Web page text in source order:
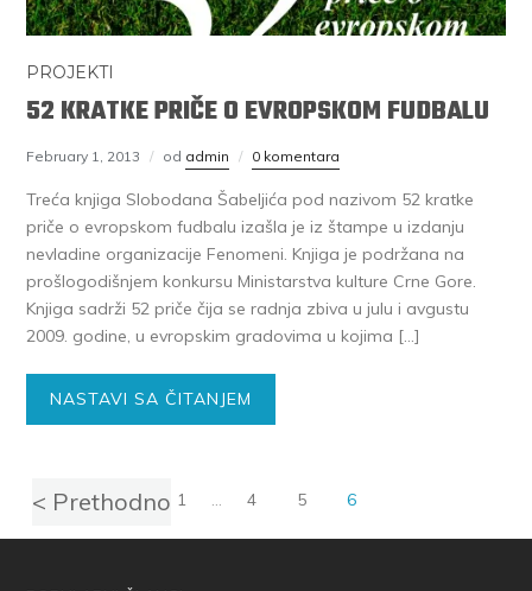
PROJEKTI
52 KRATKE PRIČE O EVROPSKOM FUDBALU
February 1, 2013 od admin 0 komentara
Treća knjiga Slobodana Šabeljića pod nazivom 52 kratke
priče o evropskom fudbalu izašla je iz štampe u izdanju
nevladine organizacije Fenomeni. Knjiga je podržana na
prošlogodišnjem konkursu Ministarstva kulture Crne Gore.
Knjiga sadrži 52 priče čija se radnja zbiva u julu i avgustu
2009. godine, u evropskim gradovima u kojima […]
NASTAVI SA ČITANJEM
< Prethodno 1 … 4 5 6